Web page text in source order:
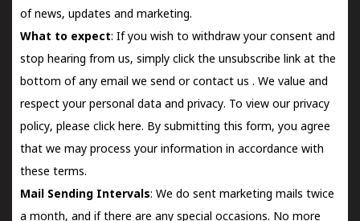
of news, updates and marketing.
What to expect: If you wish to withdraw your consent and
stop hearing from us, simply click the unsubscribe link at the
bottom of any email we send orcontact us . We value and
respect your personal data and privacy. To view our privacy
policy, please click here. By submitting this form, you agree
that we may process your information in accordance with
these terms.
Mail Sending Intervals: We do sent marketing mails twice
a month, and if there are any special occasions. No more